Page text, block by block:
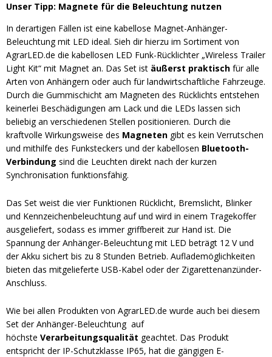
Unser Tipp: Magnete für die Beleuchtung nutzen
In derartigen Fällen ist eine kabellose Magnet-Anhänger-
Beleuchtung mit LED ideal. Sieh dir hierzu im Sortiment von
AgrarLED.de die kabellosen LED Funk-Rücklichter „Wireless Trailer
Light Kit“ mit Magnet an. Das Set ist äußerst praktisch für alle
Arten von Anhängern oder auch für landwirtschaftliche Fahrzeuge.
Durch die Gummischicht am Magneten des Rücklichts entstehen
keinerlei Beschädigungen am Lack und die LEDs lassen sich
beliebig an verschiedenen Stellen positionieren. Durch die
kraftvolle Wirkungsweise des Magneten gibt es kein Verrutschen
und mithilfe des Funksteckers und der kabellosen Bluetooth-
Verbindung sind die Leuchten direkt nach der kurzen
Synchronisation funktionsfähig.
Das Set weist die vier Funktionen Rücklicht, Bremslicht, Blinker
und Kennzeichenbeleuchtung auf und wird in einem Tragekoffer
ausgeliefert, sodass es immer griffbereit zur Hand ist. Die
Spannung der Anhänger-Beleuchtung mit LED beträgt 12 V und
der Akku sichert bis zu 8 Stunden Betrieb. Auflademöglichkeiten
bieten das mitgelieferte USB-Kabel oder der Zigarettenanzünder-
Anschluss.
Wie bei allen Produkten von AgrarLED.de wurde auch bei diesem
Set der Anhänger-Beleuchtung auf
höchste Verarbeitungsqualität geachtet. Das Produkt
entspricht der IP-Schutzklasse IP65, hat die gängigen E-